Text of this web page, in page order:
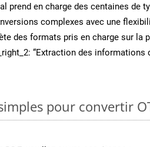
prend en charge des centaines de
complexes avec une
des formats pris en charge sur la
“Extraction des informations
pour convertir